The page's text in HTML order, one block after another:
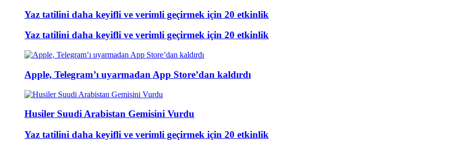
Yaz tatilini daha keyifli ve verimli geçirmek için 20 etkinlik
Yaz tatilini daha keyifli ve verimli geçirmek için 20 etkinlik
Apple, Telegram’ı uyarmadan App Store’dan kaldırdı
Husiler Suudi Arabistan Gemisini Vurdu
Yaz tatilini daha keyifli ve verimli geçirmek için 20 etkinlik